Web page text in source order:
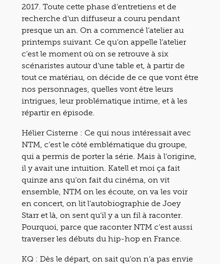
2017. Toute cette phase d’entretiens et de
recherche d’un diffuseur a couru pendant
presque un an. On a commencé l’atelier au
printemps suivant. Ce qu’on appelle l’atelier
c’est le moment où on se retrouve à six
scénaristes autour d’une table et, à partir de
tout ce matériau, on décide de ce que vont être
nos personnages, quelles vont être leurs
intrigues, leur problématique intime, et à les
répartir en épisode.
Hélier Cisterne : Ce qui nous intéressait avec
NTM, c’est le côté emblématique du groupe,
qui a permis de porter la série. Mais à l’origine,
il y avait une intuition. Katell et moi ça fait
quinze ans qu’on fait du cinéma, on vit
ensemble, NTM on les écoute, on va les voir
en concert, on lit l’autobiographie de Joey
Starr et là, on sent qu’il y a un fil à raconter.
Pourquoi, parce que raconter NTM c’est aussi
traverser les débuts du hip-hop en France.
KQ : Dès le départ, on sait qu’on n’a pas envie